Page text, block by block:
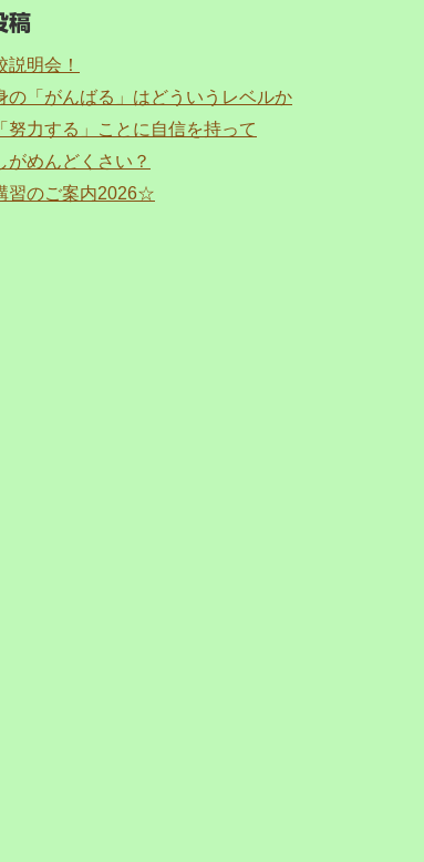
稿
説明会！
の「がんばる」はどういうレベルか
努力する」ことに自信を持って
がめんどくさい？
習のご案内2026☆